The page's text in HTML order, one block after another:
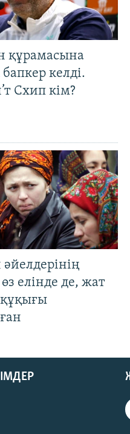
құрамасына
келді.
Схип кім?
елінде де, жат